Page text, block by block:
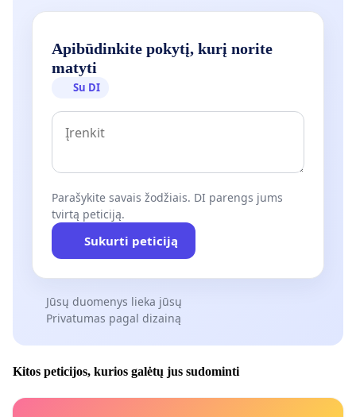
Apibūdinkite pokytį, kurį norite
matyti
Su DI
Parašykite savais žodžiais. DI parengs jums
tvirtą peticiją.
Sukurti peticiją
Jūsų duomenys lieka jūsų
Privatumas pagal dizainą
Kitos peticijos, kurios galėtų jus sudominti